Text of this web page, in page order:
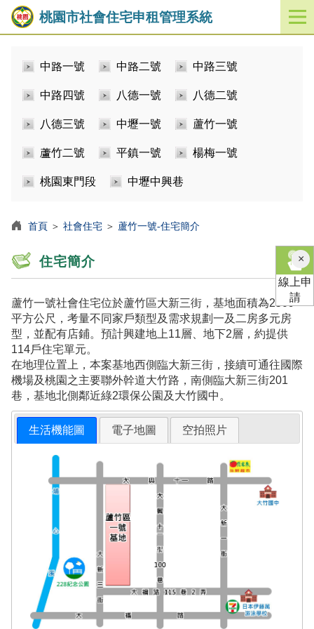
桃園市社會住宅申租管理系統
開
啟
中路一號 中路二號 中路三號
中路四號 八德一號 八德二號
八德三號 中壢一號 蘆竹一號
蘆竹二號 平鎮一號 楊梅一號
桃園東門段 中壢中興巷
首頁 ＞ 社會住宅 ＞ 蘆竹一號-住宅簡介
住宅簡介
蘆竹一號社會住宅位於蘆竹區大新三街，基地面積為2509
平方公尺，考量不同家戶類型及需求規劃一及二房多元房
型，並配有店鋪。預計興建地上11層、地下2層，約提供
114戶住宅單元。
在地理位置上，本案基地西側臨大新三街，接續可通往國際
機場及桃園之主要聯外幹道大竹路，南側臨大新三街201
巷，基地北側鄰近綠2環保公園及大竹國中。
生活機能圖 電子地圖 空拍照片
×關
閉
線上申
請